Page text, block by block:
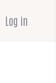
Log in